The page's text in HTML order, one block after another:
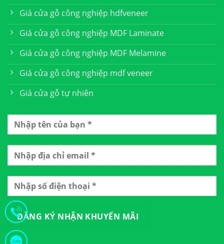
Giá cửa gỗ công nghiệp hdfveneer
Giá cửa gỗ công nghiệp MDF Laminate
Giá cửa gỗ công nghiệp MDF Melamine
Giá cửa gỗ công nghiệp mdf veneer
Giá cửa gỗ tự nhiên